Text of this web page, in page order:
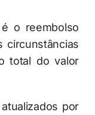
o reembolso
circunstâncias
total do valor
por